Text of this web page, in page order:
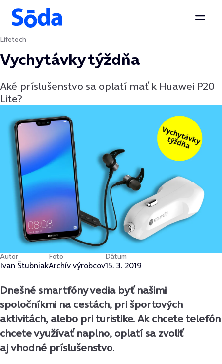
Preskočiť na obsah
Lifetech
Vychytávky týždňa
Aké príslušenstvo sa oplatí mať k Huawei P20
Lite?
Autor
Ivan Štubniak
Foto
Archív výrobcov
Dátum
15. 3. 2019
Dnešné smartfóny vedia byť našimi
spoločníkmi na cestách, pri športových
aktivitách, alebo pri turistike. Ak chcete telefón
chcete využívať naplno, oplatí sa zvoliť
aj vhodné príslušenstvo.